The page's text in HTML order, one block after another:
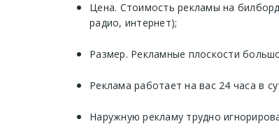
Цена. Стоимость рекламы на
радио, интернет);
Размер. Рекламные плоскости
Реклама работает на вас 24 часа в
Наружную рекламу трудно